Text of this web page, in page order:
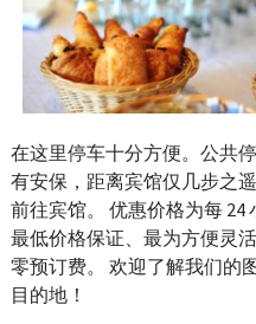
在这里停车十分方便。公共
有安保，距离宾馆仅几步之
前往宾馆。 优惠价格为每 24
最低价格保证、最为方便灵
零预订费。 欢迎了解我们的
目的地！